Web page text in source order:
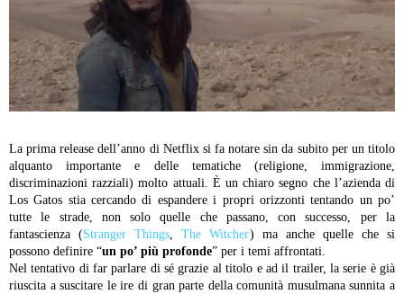
La prima release dell’anno di Netflix si fa notare sin da subito per un titolo
alquanto importante e delle tematiche (religione, immigrazione,
discriminazioni razziali) molto attuali. È un chiaro segno che l’azienda di
Los Gatos stia cercando di espandere i propri orizzonti tentando un po’
tutte le strade, non solo quelle che passano, con successo, per la
fantascienza (Stranger Things ,The Witcher) ma anche quelle che si
possono definire “un po’ più profonde” per i temi affrontati.
Nel tentativo di far parlare di sé grazie al titolo e ad il trailer, la serie è già
riuscita a suscitare le ire di gran parte della comunità musulmana sunnita a